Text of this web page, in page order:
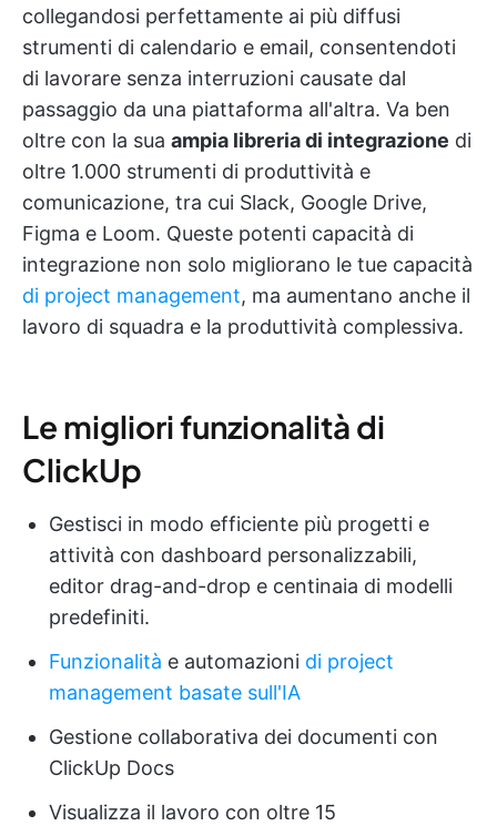
collegandosi perfettamente ai più diffusi
strumenti di calendario e email, consentendoti
di lavorare senza interruzioni causate dal
passaggio da una piattaforma all'altra. Va ben
oltre con la sua ampia libreria di integrazione di
oltre 1.000 strumenti di produttività e
comunicazione, tra cui Slack, Google Drive,
Figma e Loom. Queste potenti capacità di
integrazione non solo migliorano le tue capacità
di project management, ma aumentano anche il
lavoro di squadra e la produttività complessiva.
Le migliori funzionalità di
ClickUp
Gestisci in modo efficiente più progetti e
attività con dashboard personalizzabili,
editor drag-and-drop e centinaia di modelli
predefiniti.
Funzionalità e automazioni di project
management basate sull'IA
Gestione collaborativa dei documenti con
ClickUp Docs
Visualizza il lavoro con oltre 15